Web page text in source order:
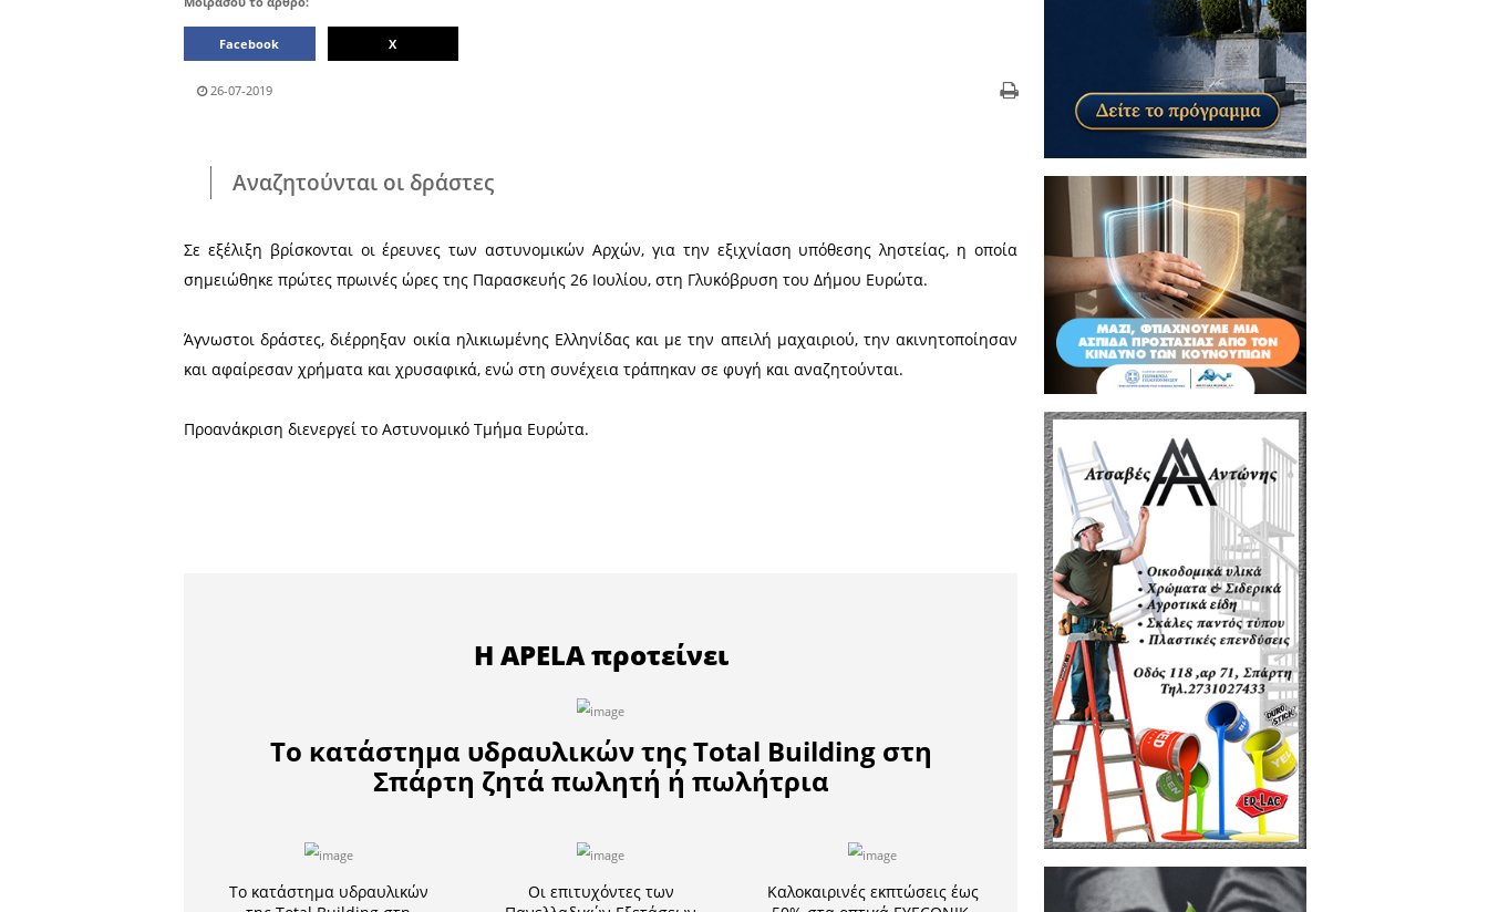
Μοιράσου το άρθρο:
26-07-2019
Σε εξέλιξη βρίσκονται οι έρευνες των αστυνομικών Αρχών, για την εξιχνίαση υπόθεσης ληστείας, η οποία
σημειώθηκε πρώτες πρωινές ώρες της Παρασκευής 26 Ιουλίου, στη Γλυκόβρυση του Δήμου Ευρώτα.
Άγνωστοι δράστες, διέρρηξαν οικία ηλικιωμένης Ελληνίδας και με την απειλή μαχαιριού, την ακινητοποίησαν
και αφαίρεσαν χρήματα και χρυσαφικά, ενώ στη συνέχεια τράπηκαν σε φυγή και αναζητούνται.
Προανάκριση διενεργεί το Αστυνομικό Τμήμα Ευρώτα.